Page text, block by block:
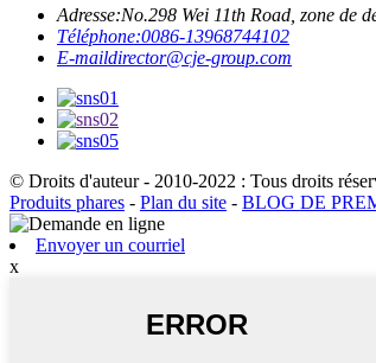
Adresse:No.298 Wei 11th Road, zone de
Téléphone:0086-13968744102
E-maildirector@cje-group.com
© Droits d'auteur - 2010-2022 : Tous droits
Produits phares - Plan du site - BLOG DE
Envoyer un courriel
x